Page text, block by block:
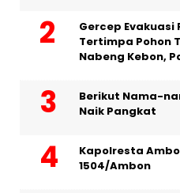
Gercep Evakuasi
Tertimpa Pohon
Nabeng Kebon,
Berikut Nama-
Naik Pangkat
Kapolresta
1504/Ambon